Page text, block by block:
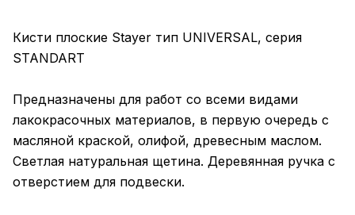
Кисти плоские Stayer тип UNIVERSAL, серия
STANDART
Предназначены для работ со всеми видами
лакокрасочных материалов, в первую очередь с
масляной краской, олифой, древесным маслом.
Светлая натуральная щетина. Деревянная ручка с
отверстием для подвески.